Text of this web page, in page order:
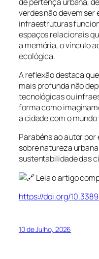
verdes não devem
infraestruturas
espaços relacionais
a memória, o vínculo
ecológica.
A reflexão destaca
mais profunda não
tecnológicas ou
forma como
a cidade com o mundo
Parabéns ao autor
sobre natureza
sustentabilidade das
Leia o artigo
https://doi.org/
10 de Julho, 2026